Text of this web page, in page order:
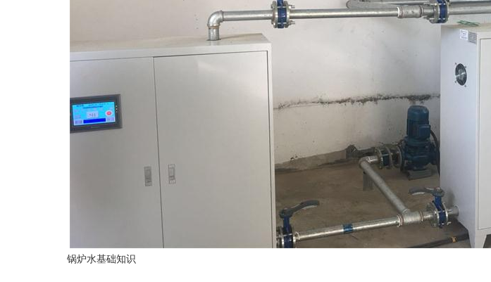
锅炉水基础知识